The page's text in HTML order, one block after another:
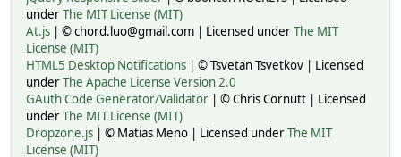
underThe MIT License (MIT)
At.js | © chord.luo@gmail.com | Licensed underThe MIT
License (MIT)
HTML5 Desktop Notifications | © Tsvetan Tsvetkov | Licensed
underThe Apache License Version 2.0
GAuth Code Generator/Validator | © Chris Cornutt | Licensed
underThe MIT License (MIT)
Dropzone.js | © Matias Meno | Licensed underThe MIT
License (MIT)